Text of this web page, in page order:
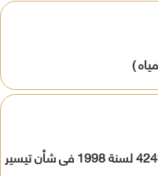
)
وفقا لقرار رئيس مجلس الوزراء رقم 4248 لسنة 1998 فى شأن تيسير